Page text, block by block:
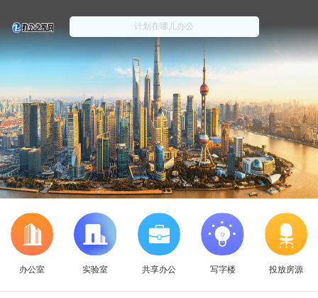
办公室 实验室 共享办公 写字楼 投放房源